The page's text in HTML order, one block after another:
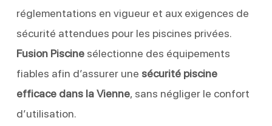
réglementations en vigueur et aux exigences de
sécurité attendues pour les piscines privées.
Fusion Piscinesélectionne des équipements
fiables afin d’assurer une sécurité piscine
efficace dans la Vienne, sans négliger le confort
d’utilisation.